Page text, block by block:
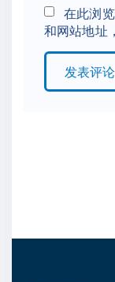
*
a
i
l
在此浏
和网站地址